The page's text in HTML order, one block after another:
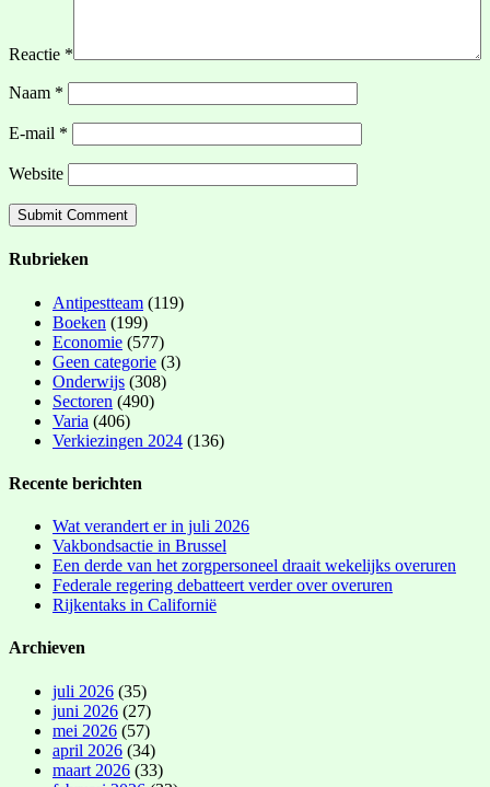
Reactie *
Naam *
E-mail *
Website
Rubrieken
Antipestteam (119)
Boeken (199)
Economie (577)
Geen categorie (3)
Onderwijs (308)
Sectoren (490)
Varia (406)
Verkiezingen 2024 (136)
Recente berichten
Wat verandert er in juli 2026
Vakbondsactie in Brussel
Een derde van het zorgpersoneel draait wekelijks overuren
Federale regering debatteert verder over overuren
Rijkentaks in Californië
Archieven
juli 2026 (35)
juni 2026 (27)
mei 2026 (57)
april 2026 (34)
maart 2026 (33)